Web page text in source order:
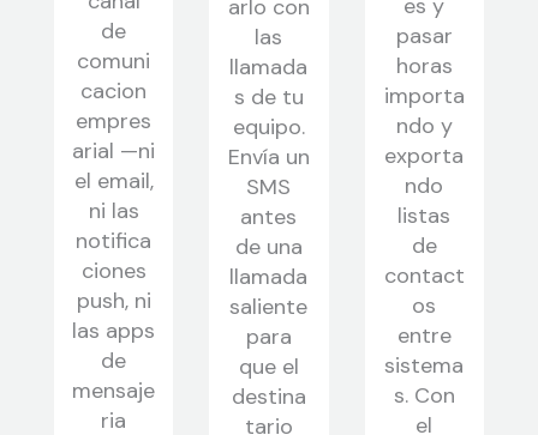
de
comuni
cacion
empres
arial —ni
el email,
ni las
notifica
ciones
push, ni
las apps
de
mensaje
ria
arlo con
las
llamada
s de tu
equipo.
Envía un
SMS
antes
de una
llamada
saliente
para
que el
destina
tario
es y
pasar
horas
importa
ndo y
exporta
ndo
listas
de
contact
os
entre
sistema
s. Con
el